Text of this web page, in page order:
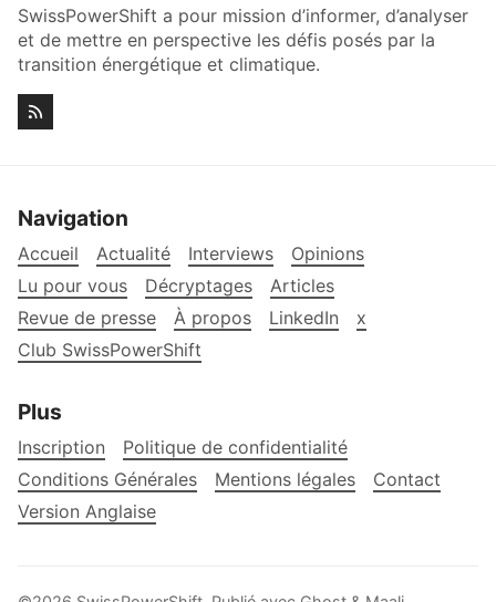
SwissPowerShift a pour mission d’informer, d’analyser
et de mettre en perspective les défis posés par la
transition énergétique et climatique.
Navigation
Accueil Actualité Interviews
Opinions
Lu pour vous
Décryptages
Articles
Revue de presse
À propos LinkedIn
x
Club SwissPowerShift
Plus
Inscription
Politique de confidentialité
Conditions Générales
Mentions légales
Contact
Version Anglaise